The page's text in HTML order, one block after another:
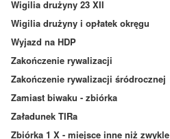
Wigilia drużyny 23 XII
Wigilia drużyny i opłatek okręgu
Wyjazd na HDP
Zakończenie rywalizacji
Zakończenie rywalizacji śródrocznej
Zamiast biwaku - zbiórka
Załadunek TIRa
Zbiórka 1 X - miejsce inne niż zwykle